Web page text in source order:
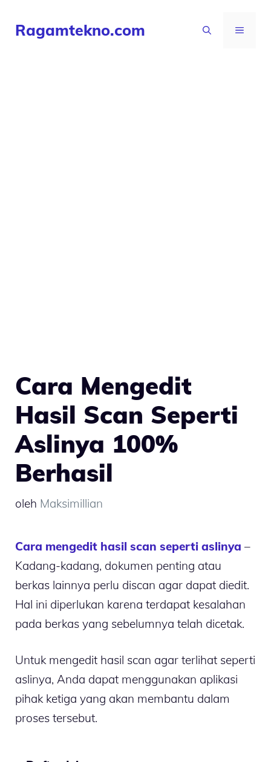
Ragamtekno.com MENU
Cara Mengedit
Hasil Scan Seperti
Aslinya 100%
Berhasil
oleh Maksimillian
Cara mengedit hasil scan seperti aslinya –
Kadang-kadang, dokumen penting atau
berkas lainnya perlu discan agar dapat diedit.
Hal ini diperlukan karena terdapat kesalahan
pada berkas yang sebelumnya telah dicetak.
Untuk mengedit hasil scan agar terlihat seperti
aslinya, Anda dapat menggunakan aplikasi
pihak ketiga yang akan membantu dalam
proses tersebut.